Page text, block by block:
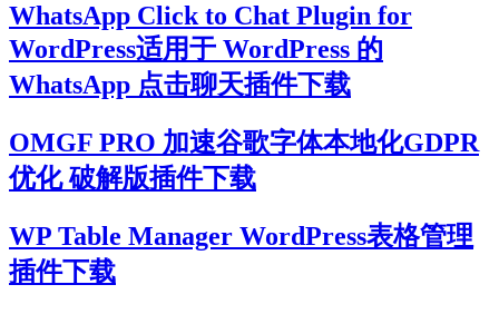
WhatsApp Click to Chat Plugin for
WordPress适用于 WordPress 的
WhatsApp 点击聊天插件下载
OMGF PRO 加速谷歌字体本地化GDPR
优化 破解版插件下载
WP Table Manager WordPress表格管理
插件下载